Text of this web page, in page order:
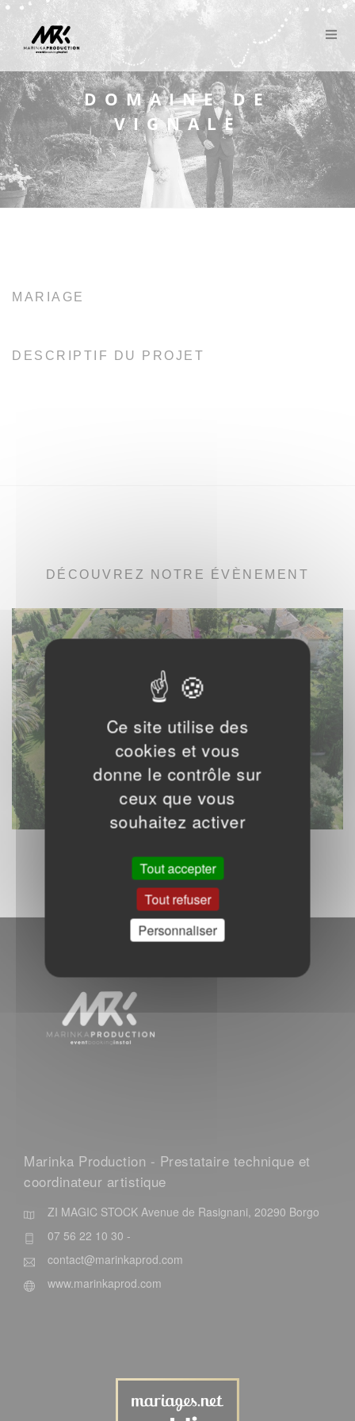
DOMAINE DE
VIGNALE
MARIAGE
DESCRIPTIF DU PROJET
DÉCOUVREZ NOTRE ÉVÈNEMENT
Marinka Production - Prestataire technique et
coordinateur artistique
ZI MAGIC STOCK Avenue de Rasignani, 20290 Borgo
07 56 22 10 30 -
contact@marinkaprod.com
www.marinkaprod.com
Panneau de gestion des cookies
Ce site utilise des
cookies et vous
donne le contrôle sur
ceux que vous
souhaitez activer
Tout accepter
Tout refuser
Personnaliser